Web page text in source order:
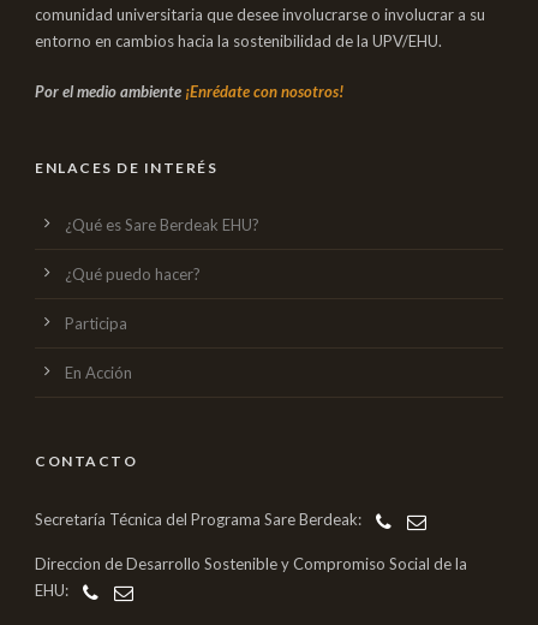
comunidad universitaria que desee involucrarse o involucrar a su
entorno en cambios hacia la sostenibilidad de la UPV/EHU.
Por el medio ambiente ¡Enrédate con nosotros!
ENLACES DE INTERÉS
¿Qué es Sare Berdeak EHU?
¿Qué puedo hacer?
Participa
En Acción
CONTACTO
Secretaría Técnica del Programa Sare Berdeak:
Direccion de Desarrollo Sostenible y Compromiso Social de la
EHU: